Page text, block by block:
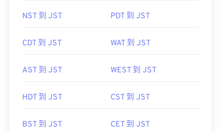
NST 到 JST PDT 到 JST
CDT 到 JST WAT 到 JST
AST 到 JST WEST 到 JST
HDT 到 JST CST 到 JST
BST 到 JST CET 到 JST